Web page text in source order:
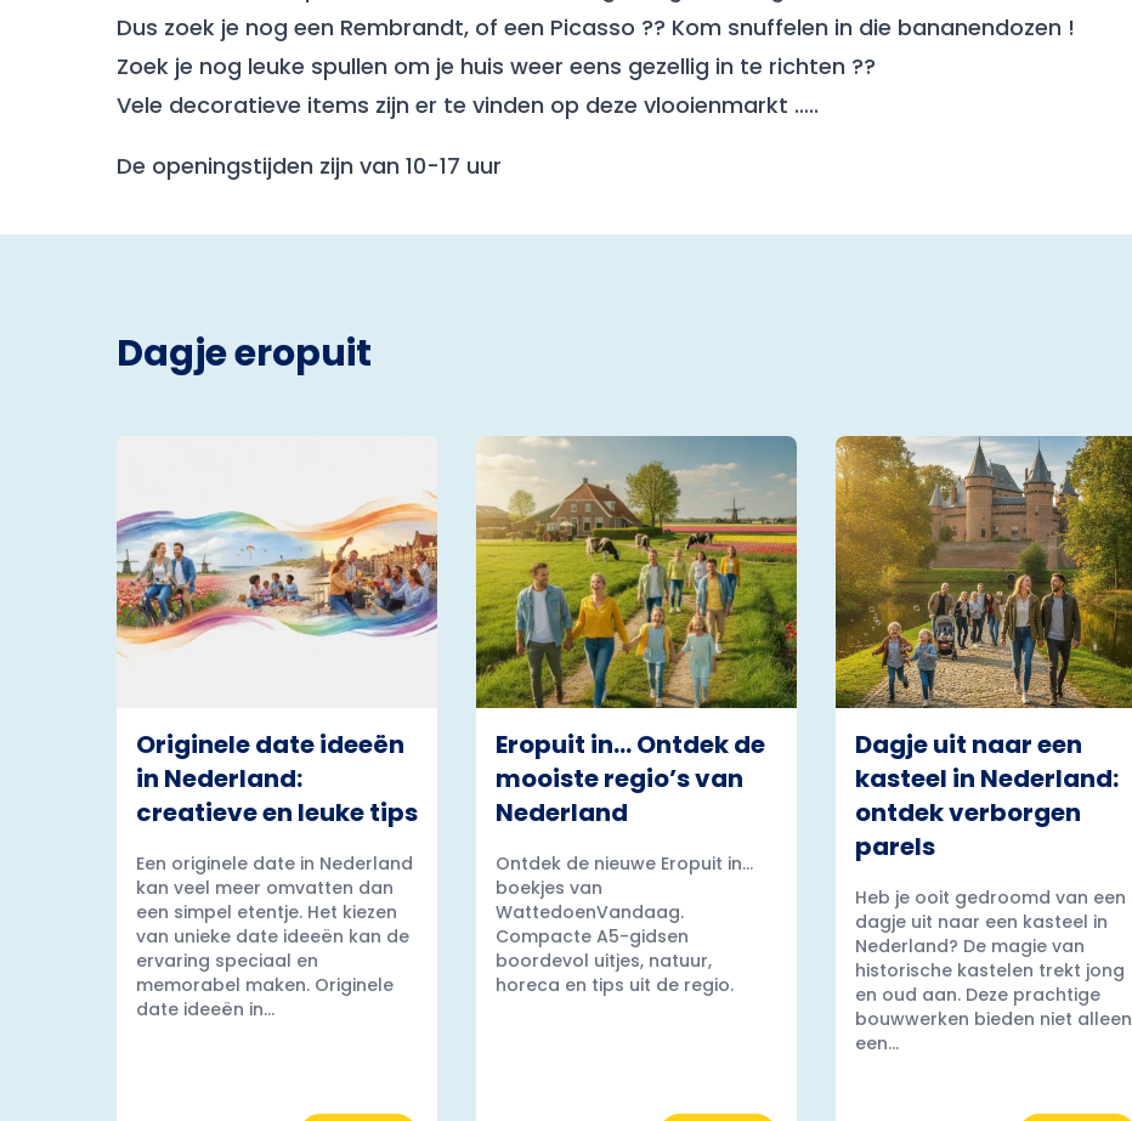
Dus zoek je nog een Rembrandt, of een Picasso ?? Kom snuffelen in die bananendozen !
Zoek je nog leuke spullen om je huis weer eens gezellig in te richten ??
Vele decoratieve items zijn er te vinden op deze vlooienmarkt …..
De openingstijden zijn van 10-17 uur
Dagje eropuit
Originele date ideeën
in Nederland:
creatieve en leuke tips
Een originele date in Nederland
kan veel meer omvatten dan
een simpel etentje. Het kiezen
van unieke date ideeën kan de
ervaring speciaal en
memorabel maken. Originele
date ideeën in...
Eropuit in… Ontdek de
mooiste regio’s van
Nederland
Ontdek de nieuwe Eropuit in...
boekjes van
WattedoenVandaag.
Compacte A5-gidsen
boordevol uitjes, natuur,
horeca en tips uit de regio.
Dagje uit naar een
kasteel in Nederland:
ontdek verborgen
parels
Heb je ooit gedroomd van een
dagje uit naar een kasteel in
Nederland? De magie van
historische kastelen trekt jong
en oud aan. Deze prachtige
bouwwerken bieden niet alleen
een...